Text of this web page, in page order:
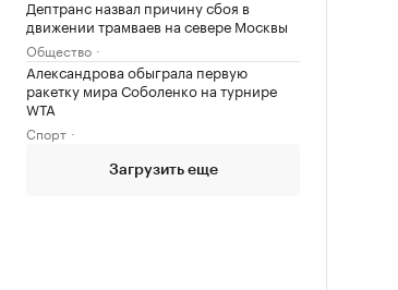
Дептранс назвал причину сбоя в
движении трамваев на севере Москвы
Общество
Александрова обыграла первую
ракетку мира Соболенко на турнире
WTA
Спорт
Загрузить еще